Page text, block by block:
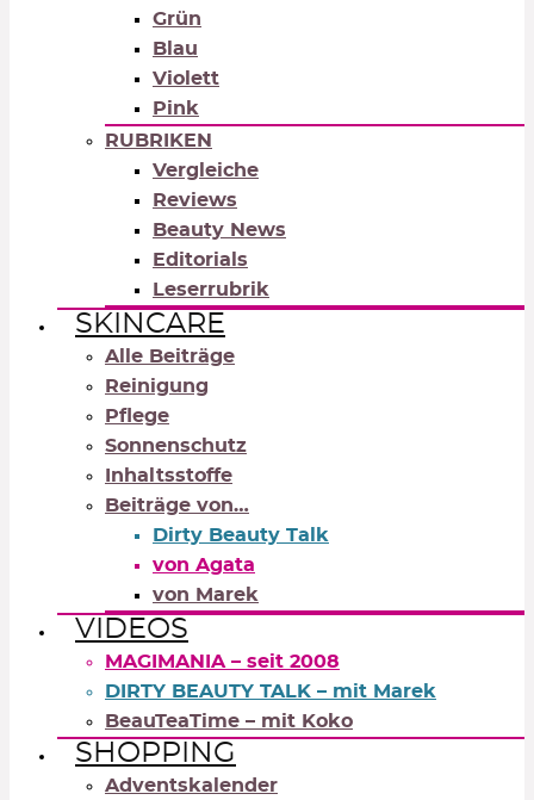
Grün
Blau
Violett
Pink
RUBRIKEN
Vergleiche
Reviews
Beauty News
Editorials
Leserrubrik
SKINCARE
Alle Beiträge
Reinigung
Pflege
Sonnenschutz
Inhaltsstoffe
Beiträge von…
Dirty Beauty Talk
von Agata
von Marek
VIDEOS
MAGIMANIA – seit 2008
DIRTY BEAUTY TALK – mit Marek
BeauTeaTime – mit Koko
SHOPPING
Adventskalender